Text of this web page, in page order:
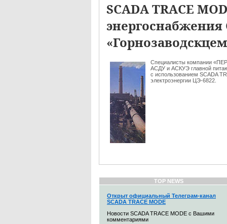
SCADA TRACE
Специалисты компании
АСДУ и АСКУЭ главной
с использованием SCADA
электроэнергии ЦЭ-6822.
TOP NEWS
Открыт официальный Телеграм-канал
SCADA TRACE MODE
Новости SCADA TRACE MODE с Вашими
комментариями